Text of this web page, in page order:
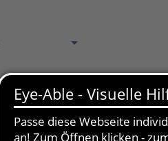
AKTUELLES & KONTAKT